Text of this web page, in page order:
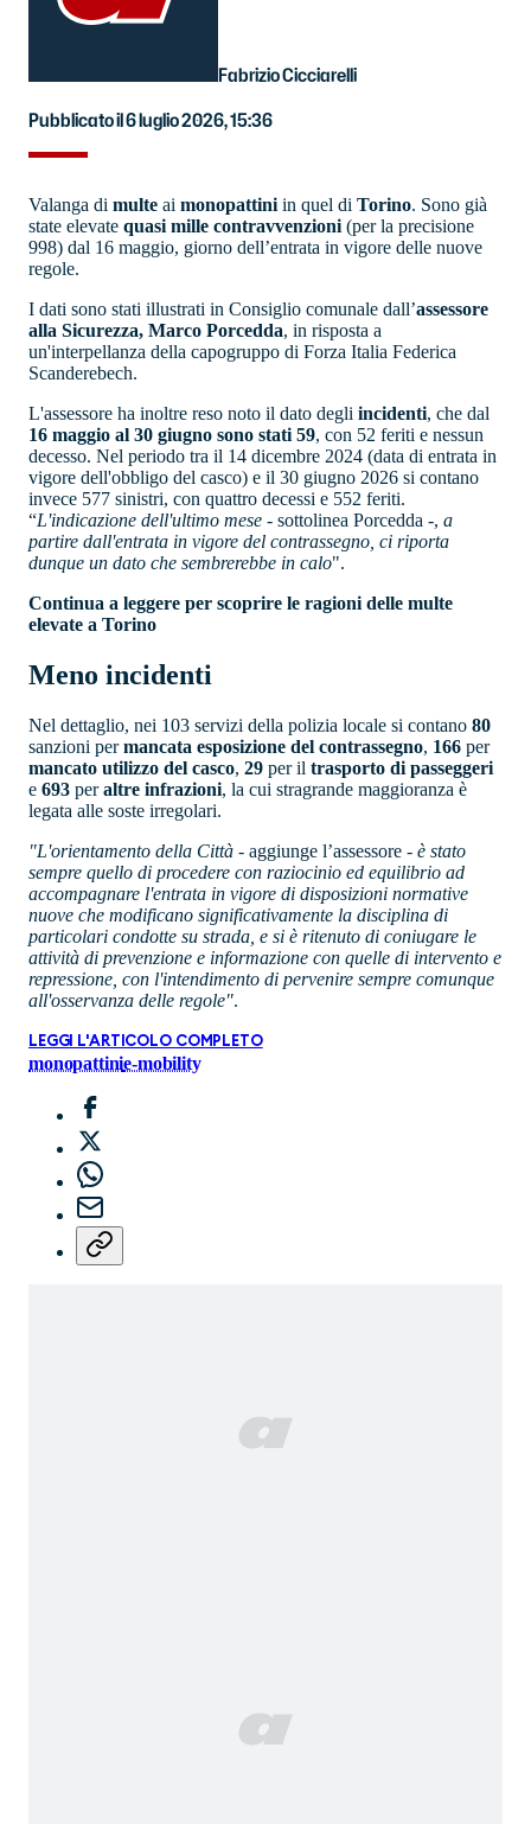
Fabrizio Cicciarelli
Pubblicato il 6 luglio 2026, 15:36
Valanga di multe ai monopattini in quel di Torino. Sono già
state elevate quasi mille contravvenzioni (per la precisione
998) dal 16 maggio, giorno dell’entrata in vigore delle nuove
regole.
I dati sono stati illustrati in Consiglio comunale dall’assessore
alla Sicurezza, Marco Porcedda, in risposta a
un'interpellanza della capogruppo di Forza Italia Federica
Scanderebech.
L'assessore ha inoltre reso noto il dato degli incidenti, che dal
16 maggio al 30 giugno sono stati 59, con 52 feriti e nessun
decesso. Nel periodo tra il 14 dicembre 2024 (data di entrata in
vigore dell'obbligo del casco) e il 30 giugno 2026 si contano
invece 577 sinistri, con quattro decessi e 552 feriti.
“L'indicazione dell'ultimo mese - sottolinea Porcedda -, a
partire dall'entrata in vigore del contrassegno, ci riporta
dunque un dato che sembrerebbe in calo".
Continua a leggere per scoprire le ragioni delle multe
elevate a Torino
Meno incidenti
Nel dettaglio, nei 103 servizi della polizia locale si contano 80
sanzioni permancata esposizione del contrassegno, 166 per
mancato utilizzo del casco, 29 per il trasporto di passeggeri
e 693 peraltre infrazioni, la cui stragrande maggioranza è
legata alle soste irregolari.
"L'orientamento della Città - aggiunge l’assessore - è stato
sempre quello di procedere con raziocinio ed equilibrio ad
accompagnare l'entrata in vigore di disposizioni normative
nuove che modificano significativamente la disciplina di
particolari condotte su strada, e si è ritenuto di coniugare le
attività di prevenzione e informazione con quelle di intervento e
repressione, con l'intendimento di pervenire sempre comunque
all'osservanza delle regole".
LEGGI L'ARTICOLO COMPLETO
monopattinie-mobility